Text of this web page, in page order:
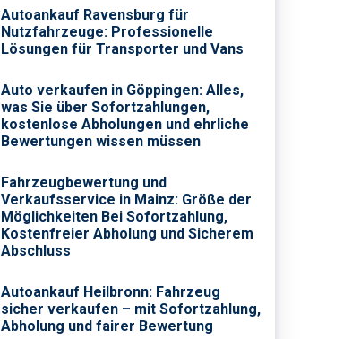
Autoankauf Ravensburg für
Nutzfahrzeuge: Professionelle
Lösungen für Transporter und Vans
Auto verkaufen in Göppingen: Alles,
was Sie über Sofortzahlungen,
kostenlose Abholungen und ehrliche
Bewertungen wissen müssen
Fahrzeugbewertung und
Verkaufsservice in Mainz: Größe der
Möglichkeiten Bei Sofortzahlung,
Kostenfreier Abholung und Sicherem
Abschluss
Autoankauf Heilbronn: Fahrzeug
sicher verkaufen – mit Sofortzahlung,
Abholung und fairer Bewertung